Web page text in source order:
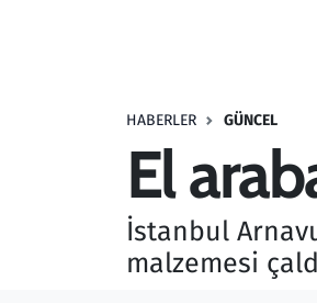
HABERLER GÜNCEL
El
İstanbul
malzemesi
Savunma Sanayi
Seçim 2023